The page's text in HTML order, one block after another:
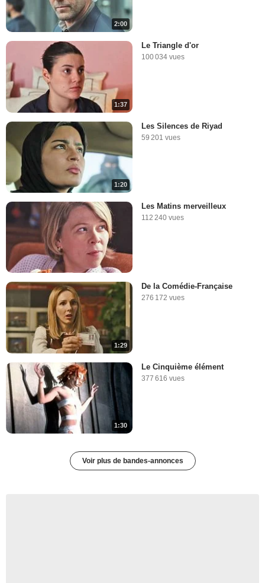
2:00
1:37
Le Triangle d'or
100 034 vues
1:20
Les Silences de Riyad
59 201 vues
Les Matins merveilleux
112 240 vues
1:29
De la Comédie-Française
276 172 vues
1:30
Le Cinquième élément
377 616 vues
Voir plus de bandes-annonces